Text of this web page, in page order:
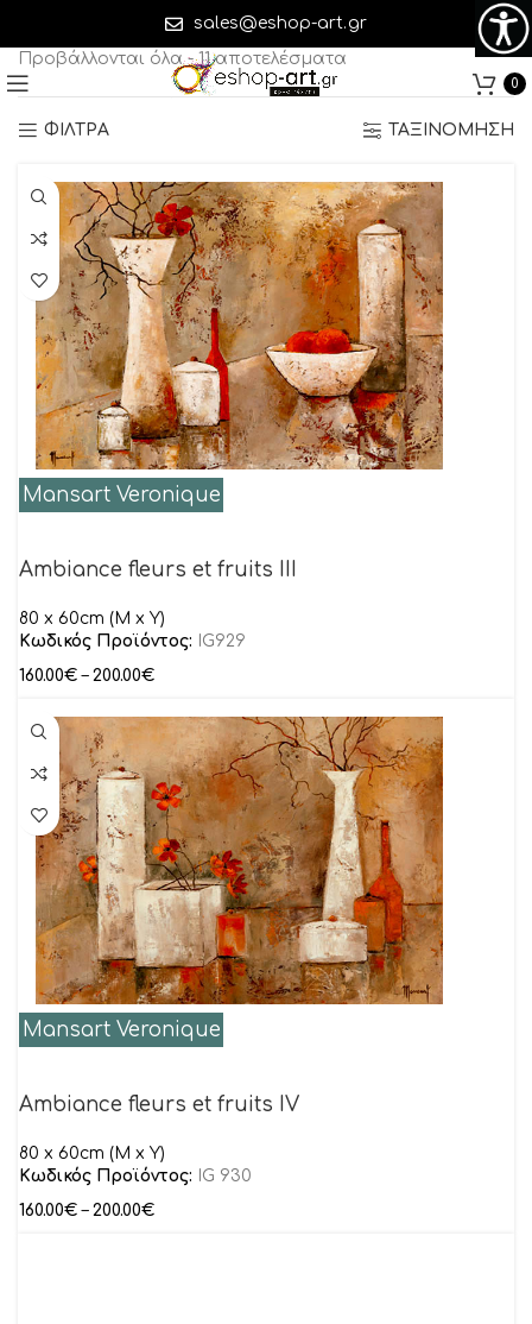
sales@eshop-art.gr
0
Mansart Veronique
Προβάλλονται όλα - 11 αποτελέσματα
ΦΙΛΤΡΑ ΤΑΞΙΝΟΜΗΣΗ
Mansart Veronique
Ambiance fleurs et fruits III
80 x 60cm (M x Y)
Κωδικός Προϊόντος:
IG929
160.00€ – 200.00€
Mansart Veronique
Ambiance fleurs et fruits IV
80 x 60cm (M x Y)
Κωδικός Προϊόντος:
IG 930
160.00€ – 200.00€